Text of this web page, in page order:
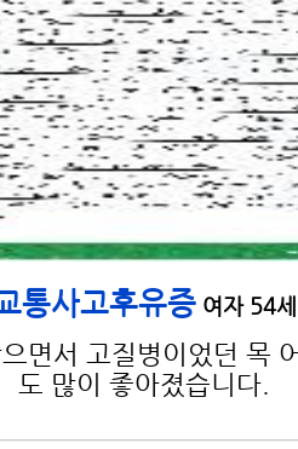
통사고후유증여자 54세
면서 고질병이었던 목
도 많이 좋아졌습니다.